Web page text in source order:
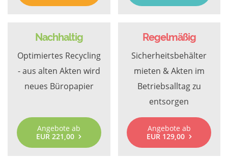
Nachhaltig
Optimiertes Recycling
- aus alten Akten wird
neues Büropapier
Angebote ab
EUR 221,00
Regelmäßig
Sicherheitsbehälter
mieten & Akten im
Betriebsalltag zu
entsorgen
Angebote ab
EUR 129,00